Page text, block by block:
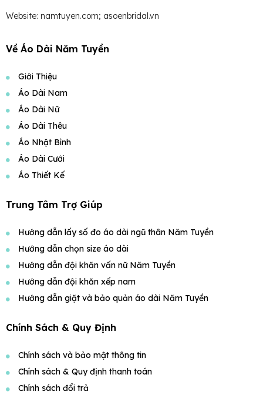
Website: namtuyen.com; asoenbridal.vn
Về Áo Dài Năm Tuyền
Giới Thiệu
Áo Dài Nam
Áo Dài Nữ
Áo Dài Thêu
Áo Nhật Bình
Áo Dài Cưới
Áo Thiết Kế
Trung Tâm Trợ Giúp
Hướng dẫn lấy số đo áo dài ngũ thân Năm Tuyền
Hướng dẫn chọn size áo dài
Hướng dẫn đội khăn vấn nữ Năm Tuyền
Hướng dẫn đội khăn xếp nam
Hướng dẫn giặt và bảo quản áo dài Năm Tuyền
Chính Sách & Quy Định
Chính sách và bảo mật thông tin
Chính sách & Quy định thanh toán
Chính sách đổi trả